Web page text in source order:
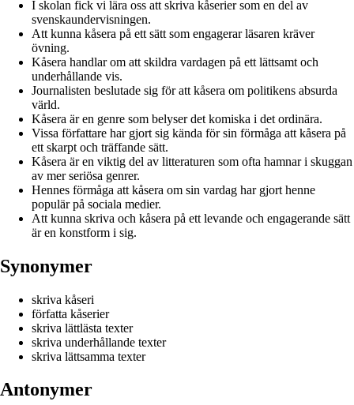
I skolan fick vi lära oss att skriva kåserier som en del av
svenskaundervisningen.
Att kunna kåsera på ett sätt som engagerar läsaren kräver
övning.
Kåsera handlar om att skildra vardagen på ett lättsamt och
underhållande vis.
Journalisten beslutade sig för att kåsera om politikens absurda
värld.
Kåsera är en genre som belyser det komiska i det ordinära.
Vissa författare har gjort sig kända för sin förmåga att kåsera på
ett skarpt och träffande sätt.
Kåsera är en viktig del av litteraturen som ofta hamnar i skuggan
av mer seriösa genrer.
Hennes förmåga att kåsera om sin vardag har gjort henne
populär på sociala medier.
Att kunna skriva och kåsera på ett levande och engagerande sätt
är en konstform i sig.
Synonymer
skriva kåseri
författa kåserier
skriva lättlästa texter
skriva underhållande texter
skriva lättsamma texter
Antonymer